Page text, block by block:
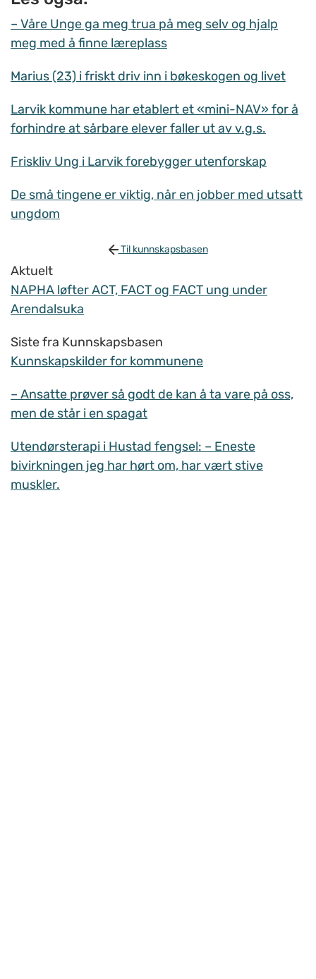
– Våre Unge ga meg trua på meg selv og hjalp
meg med å finne læreplass
Marius (23) i friskt driv inn i bøkeskogen og livet
Larvik kommune har etablert et «mini-NAV» for å
forhindre at sårbare elever faller ut av v.g.s.
Friskliv Ung i Larvik forebygger utenforskap
De små tingene er viktig, når en jobber med utsatt
ungdom
Til kunnskapsbasen
Aktuelt
NAPHA løfter ACT, FACT og FACT ung under
Arendalsuka
Siste fra Kunnskapsbasen
Kunnskapskilder for kommunene
– Ansatte prøver så godt de kan å ta vare på oss,
men de står i en spagat
Utendørsterapi i Hustad fengsel: – Eneste
bivirkningen jeg har hørt om, har vært stive
muskler.